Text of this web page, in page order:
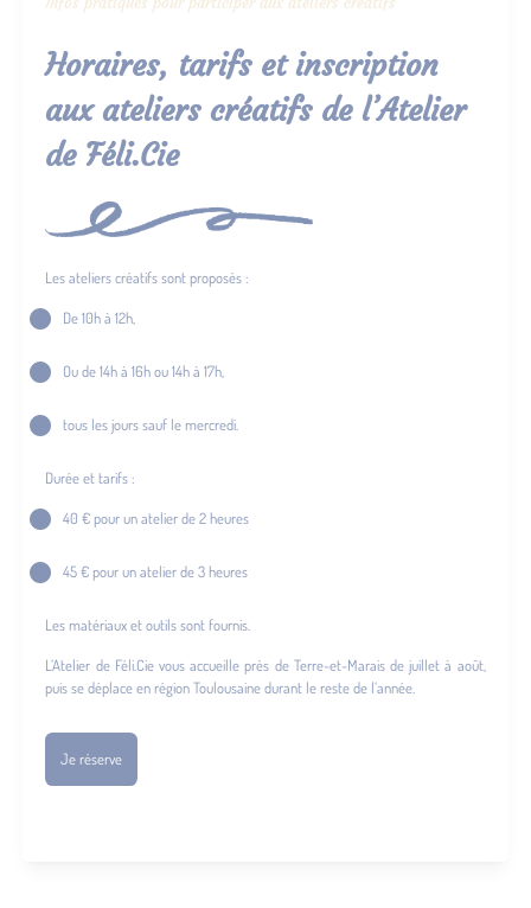
Horaires, tarifs et inscription
aux ateliers créatifs de l’Atelier
de Féli.Cie
Les ateliers créatifs sont proposés :
De 10h à 12h,
Ou de 14h à 16h ou 14h à 17h,
tous les jours sauf le mercredi.
Durée et tarifs :
40 € pour un atelier de 2 heures
45 € pour un atelier de 3 heures
Les matériaux et outils sont fournis.
L’Atelier de Féli.Cie vous accueille près de Terre-et-Marais de juillet à août,
puis se déplace en région Toulousaine durant le reste de l’année.
Je réserve